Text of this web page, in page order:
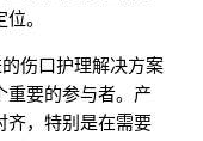
。
伤口护理解决方案
重要的参与者。产
齐，特别是在需要